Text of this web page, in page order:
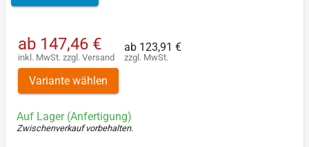
ab 147,46 €
inkl. MwSt. zzgl. Versand
ab 123,91 €
zzgl. MwSt.
Variante wählen
Auf Lager (Anfertigung)
Zwischenverkauf vorbehalten.